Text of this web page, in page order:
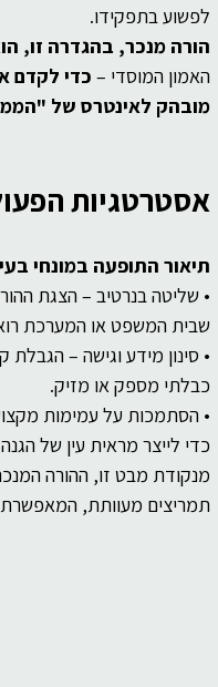
לפשוע בתפקידו.
הורה מנכר, בהגדרה זו,
האמון המוסדי – כדי לקדם
מובהק לאינטרס של
אסטרטגיות
תיאור התופעה במונחי
• שליטה בנרטיב – הצגת
שבית המשפט או המערכת
• סינון מידע וגישה –
כבלתי מספק או מזיק.
• הסתמכות על עמימות
כדי לייצר מראית עין של
מנקודת מבט זו, ההורה
תמריצים מעוותת, המאפשרת